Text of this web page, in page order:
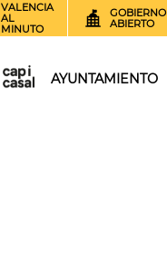
VALENCIA
AL
MINUTO
GOBIERNO
ABIERTO
AYUNTAMIENTO